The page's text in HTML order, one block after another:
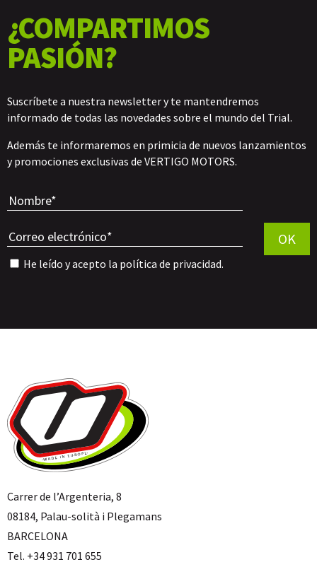
¿COMPARTIMOS
PASIÓN?
Suscríbete a nuestra newsletter y te mantendremos
informado de todas las novedades sobre el mundo del Trial.
Además te informaremos en primicia de nuevos lanzamientos
y promociones exclusivas de VERTIGO MOTORS.
He leído y acepto la política de privacidad.
OK
Carrer de l’Argenteria, 8
08184, Palau-solità i Plegamans
BARCELONA
Tel. +34 931 701 655